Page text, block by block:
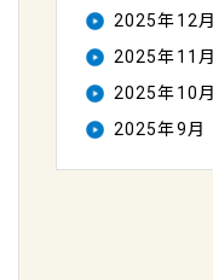
2025年12月
2025年11月
2025年10月
2025年9月